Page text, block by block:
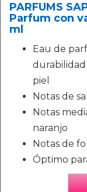
PARFUMS
Parfum con
ml
Eau de
piel
Notas de
Notas
naranjo
Notas de
Óptimo